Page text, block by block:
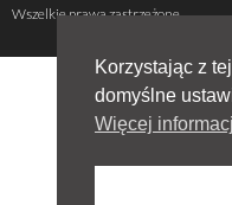
Wszelkie prawa zastrzeżone
Korzystając z
domyślne
Więcej